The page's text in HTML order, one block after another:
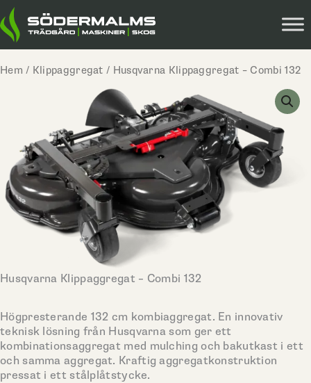
Hoppa
till
innehåll
Hem / Klippaggregat / Husqvarna Klippaggregat – Combi 132
Husqvarna Klippaggregat – Combi 132
Högpresterande 132 cm kombiaggregat. En innovativ
teknisk lösning från Husqvarna som ger ett
kombinationsaggregat med mulching och bakutkast i ett
och samma aggregat. Kraftig aggregatkonstruktion
pressat i ett stålplåtstycke.